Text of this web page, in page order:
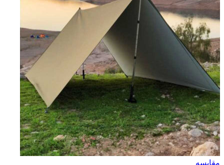
مقایسه